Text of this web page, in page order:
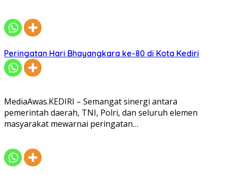
Peringatan Hari Bhayangkara ke-80 di Kota Kediri
MediaAwas.KEDIRI – Semangat sinergi antara
pemerintah daerah, TNI, Polri, dan seluruh elemen
masyarakat mewarnai peringatan…